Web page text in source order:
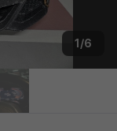
1/6